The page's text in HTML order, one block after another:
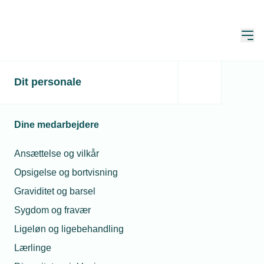
Dit personale
Dine medarbejdere
Ansættelse og vilkår
Opsigelse og bortvisning
Graviditet og barsel
Sygdom og fravær
Ligeløn og ligebehandling
Lærlinge
Grønne
markedsmuligheder i
Tyskland
Opdateret: 21. maj 2026
I denne video får du et overblik over,
hvordan de planlagte investeringer på
100 mia. euro i grøn infrastruktur kan
åbne nye døre for danske